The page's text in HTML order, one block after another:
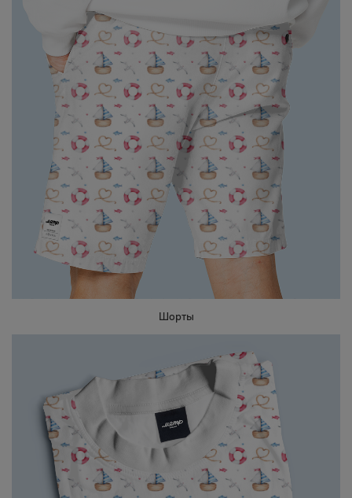
Шорты